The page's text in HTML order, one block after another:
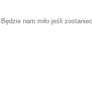
Będzie nam miło jeśli